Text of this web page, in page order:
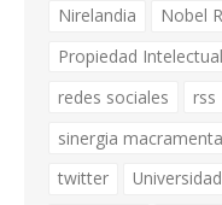
Nirelandia
Nobel
Propiedad Intelectual
redes sociales
rss
sinergia
twitter